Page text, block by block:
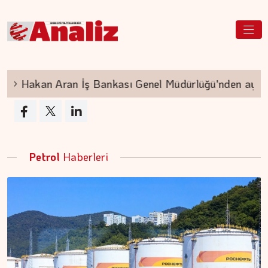
Aran İş Bankası Genel Müdürlüğü'nden ayrılıyor
Petrol Haberleri